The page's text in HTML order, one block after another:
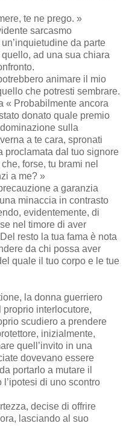
te ne prego. »
sarcasmo
da parte
ad una sua chiara
animare il mio
che potresti sembrare.
« Probabilmente ancora
donato quale premio
sulla
a te cara, spronati
proclamata dal tuo signore
forse, tu brami nel
a me? »
a garanzia
minaccia in contrasto
evidentemente, di
nel timore di aver
resto la tua fama è nota
da chi possa aver
quale il tuo corpo e le tue
la donna guerriero
proprio interlocutore,
scudiero a prendere
inizialmente,
quell’invito in una
dovevano essere
portarlo a mutare il
di uno scontro
decise di offrire
lasciando al suo